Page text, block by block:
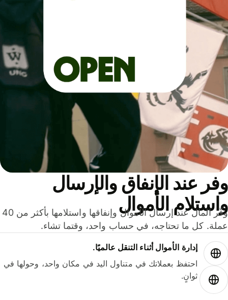
عند الإنفاق والإرسال
الأموال
وفّر المال عند إرسال الأموال وإنفاقها واستلامها بأكثر من 40
كل ما تحتاجه، في حساب واحد، وقتما تشاء.
إدارة الأموال أثناء التنقل عالميًا.
احتفظ بعملاتك في متناول اليد في مكان واحد، وحولها في
ثوانٍ.